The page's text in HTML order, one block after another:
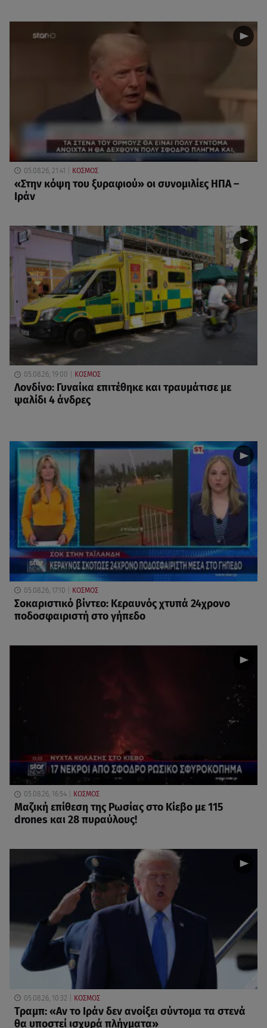
05.08.26, 21:41 ΚΟΣΜΟΣ
«Στην κόψη του ξυραφιού» οι συνομιλίες ΗΠΑ –
Ιράν
05.08.26, 19:00 ΚΟΣΜΟΣ
Λονδίνο: Γυναίκα επιτέθηκε και τραυμάτισε με
ψαλίδι 4 άνδρες
05.08.26, 17:10 ΚΟΣΜΟΣ
Σοκαριστικό βίντεο: Κεραυνός χτυπά 24χρονο
ποδοσφαιριστή στο γήπεδο
05.08.26, 16:54 ΚΟΣΜΟΣ
Μαζική επίθεση της Ρωσίας στο Κίεβο με 115
drones και 28 πυραύλους!
05.08.26, 10:32 ΚΟΣΜΟΣ
Τραμπ: «Αν το Ιράν δεν ανοίξει σύντομα τα στενά
θα υποστεί ισχυρά πλήγματα»